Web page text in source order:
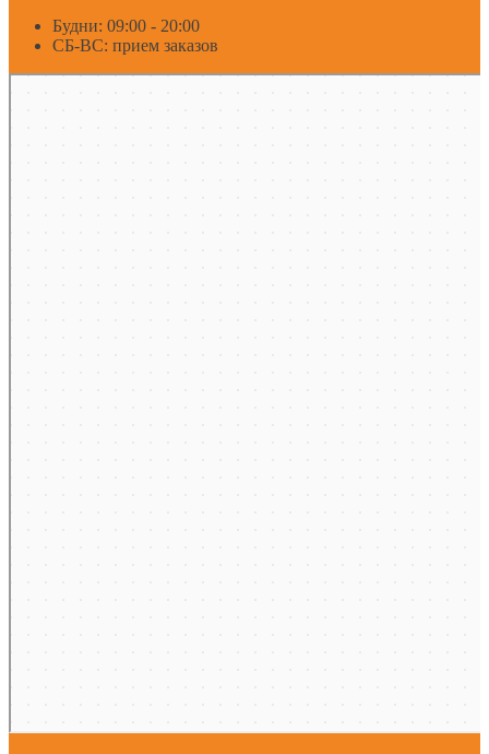
Будни: 09:00 - 20:00
СБ-ВС: прием заказов